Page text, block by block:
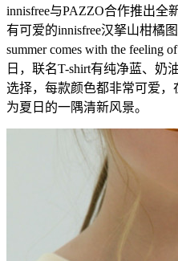
innisfree与PAZZO合作推出全
有可爱的innisfree汉拏山柑橘
summer comes with the feeling
日，联名T-shirt有纯净蓝、奶
选择，每款颜色都非常可爱
为夏日的一隅清新风景。